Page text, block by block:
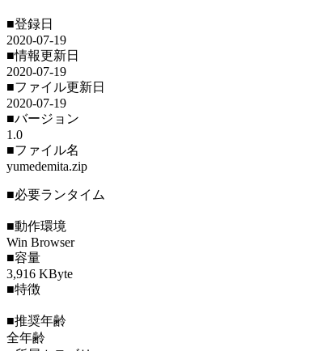
■登録日
2020-07-19
■情報更新日
2020-07-19
■ファイル更新日
2020-07-19
■バージョン
1.0
■ファイル名
yumedemita.zip
■必要ランタイム
■動作環境
Win Browser
■容量
3,916 KByte
■特徴
■推奨年齢
全年齢